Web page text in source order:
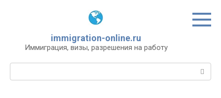
immigration-online.ru
Иммиграция, визы, разрешения на работу